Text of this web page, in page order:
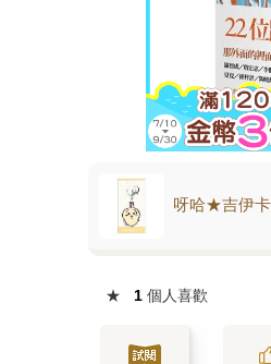
呀哈★吉伊
★ 1 個人喜歡